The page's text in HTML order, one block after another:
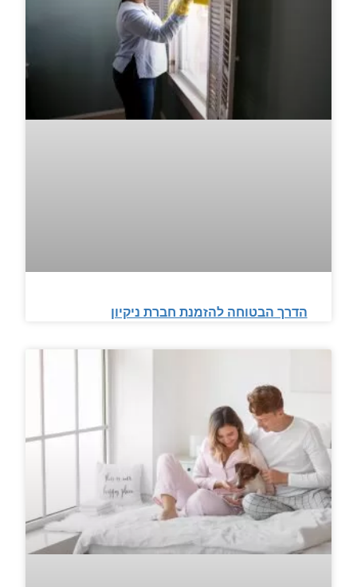
הדרך הבטוחה להזמנת חברת ניקיון